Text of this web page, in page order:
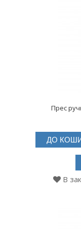
Прес
ДО
В